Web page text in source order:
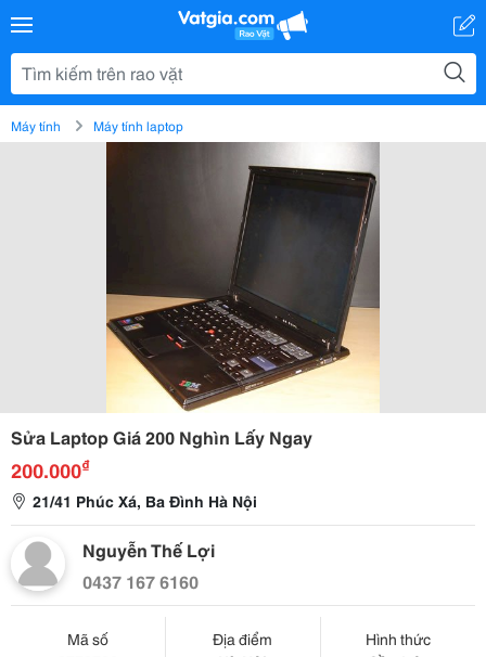
Máy tính Máy tính laptop
Sửa Laptop Giá 200 Nghìn Lấy Ngay
200.000₫
21/41 Phúc Xá, Ba Đình Hà Nội
Nguyễn Thế Lợi
0437 167 6160
Mã số
Địa điểm
Hình thức